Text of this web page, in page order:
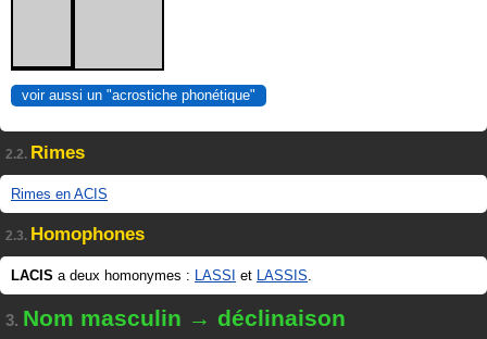
voir aussi un "acrostiche phonétique"
2.2. Rimes
Rimes en ACIS
2.3. Homophones
LACIS a deux homonymes : LASSI et LASSIS.
3. Nom masculin → déclinaison